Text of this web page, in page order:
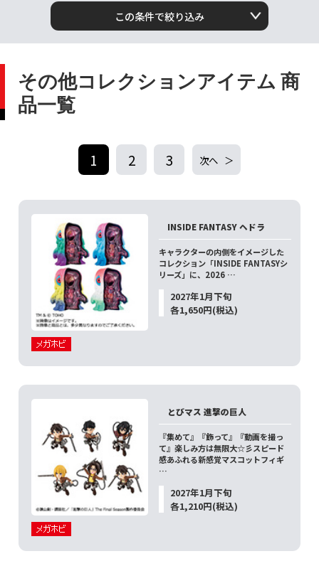
この条件で絞り込み
その他コレクションアイテム 商
品一覧
1 2 3 次へ
INSIDE FANTASY ヘドラ
キャラクターの内側をイメージした
コレクション「INSIDE FANTASYシ
リーズ」に、2026 …
2027年1月下旬
各1,650円(税込)
とびマス 進撃の巨人
『集めて』『飾って』『動画を撮っ
て』楽しみ方は無限大☆彡スピード
感あふれる新感覚マスコットフィギ
…
2027年1月下旬
各1,210円(税込)